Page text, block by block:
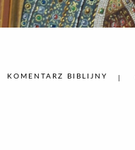
KOMENTARZ BIBLIJNY